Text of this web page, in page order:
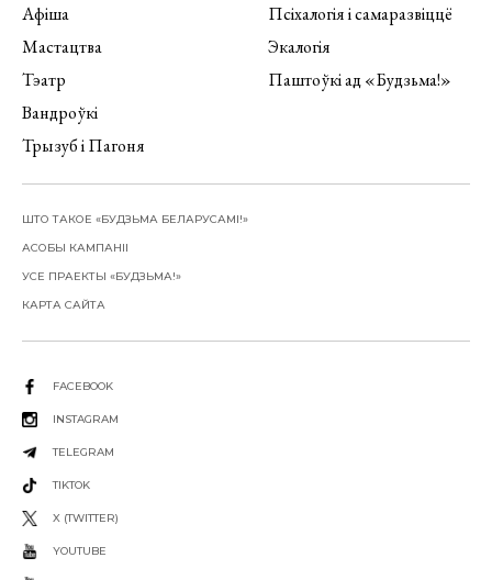
Афіша
Мастацтва
Тэатр
Вандроўкі
Трызуб і Пагоня
Псіхалогія і самаразвіццё
Экалогія
Паштоўкі ад «Будзьма!»
ШТО ТАКОЕ «БУДЗЬМА БЕЛАРУСАМІ!»
АСОБЫ КАМПАНІІ
УСЕ ПРАЕКТЫ «БУДЗЬМА!»
КАРТА САЙТА
FACEBOOK
INSTAGRAM
TELEGRAM
TIKTOK
X (TWITTER)
YOUTUBE